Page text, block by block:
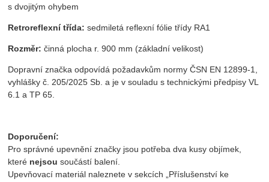
s dvojitým ohybem
Retroreflexní třída: sedmiletá reflexní fólie třídy RA1
Rozměr: činná plocha r. 900 mm (základní velikost)
Dopravní značka odpovídá požadavkům normy ČSN EN 12899-1,
vyhlášky č. 205/2025 Sb. a je v souladu s technickými předpisy VL
6.1 a TP 65.
Doporučení:
Pro správné upevnění značky jsou potřeba dva kusy objímek,
které nejsou součástí balení.
Upevňovací materiál naleznete v sekcích „Příslušenství ke